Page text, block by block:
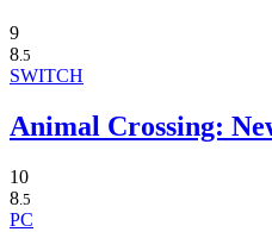
9
8.5
SWITCH
Animal Crossing:
10
8.5
PC